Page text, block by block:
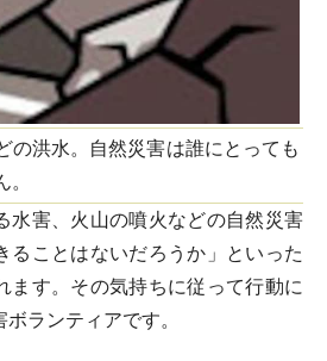
の洪水。自然災害は誰にとっても
水害、火山の噴火などの自然災害
ることはないだろうか」といった
ます。その気持ちに従って行動に
ランティアです。